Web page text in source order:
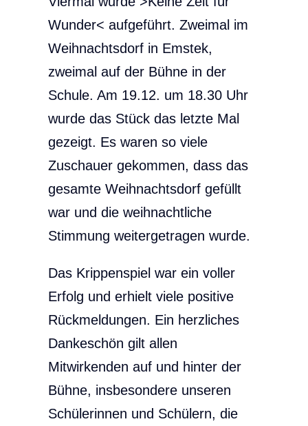
Wunder< aufgeführt. Zweimal im
Weihnachtsdorf in Emstek,
zweimal auf der Bühne in der
Schule. Am 19.12. um 18.30 Uhr
wurde das Stück das letzte Mal
gezeigt. Es waren so viele
Zuschauer gekommen, dass das
gesamte Weihnachtsdorf gefüllt
war und die weihnachtliche
Stimmung weitergetragen wurde.
Das Krippenspiel war ein voller
Erfolg und erhielt viele positive
Rückmeldungen. Ein herzliches
Dankeschön gilt allen
Mitwirkenden auf und hinter der
Bühne, insbesondere unseren
Schülerinnen und Schülern, die